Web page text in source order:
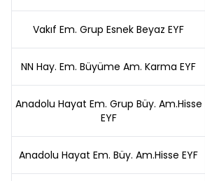
Vakıf Em. Grup Esnek Beyaz EYF
NN Hay. Em. Büyüme Am. Karma EYF
Anadolu Hayat Em. Grup Büy. Am.Hisse
EYF
Anadolu Hayat Em. Büy. Am.Hisse EYF